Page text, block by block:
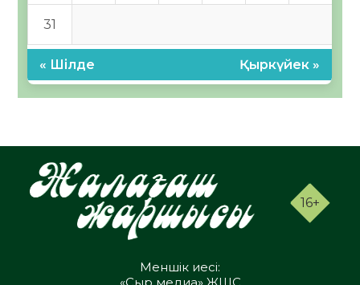
31
« Шілде Қыркүйек »
16+
Меншік иесі: